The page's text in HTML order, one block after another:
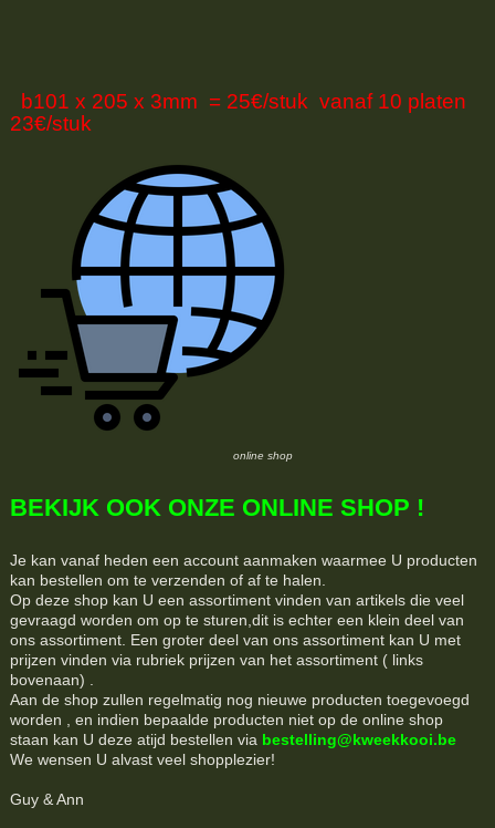
b101 x 205 x 3mm = 25€/stuk vanaf 10 platen
23€/stuk
online shop
BEKIJK OOK ONZE ONLINE SHOP !
Je kan vanaf heden een account aanmaken waarmee U producten
kan bestellen om te verzenden of af te halen.
Op deze shop kan U een assortiment vinden van artikels die veel
gevraagd worden om op te sturen,dit is echter een klein deel van
ons assortiment. Een groter deel van ons assortiment kan U met
prijzen vinden via rubriek prijzen van het assortiment ( links
bovenaan) .
Aan de shop zullen regelmatig nog nieuwe producten toegevoegd
worden , en indien bepaalde producten niet op de online shop
staan kan U deze atijd bestellen via bestelling@kweekkooi.be
We wensen U alvast veel shopplezier!
Guy & Ann